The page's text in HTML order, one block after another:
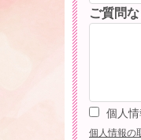
ご質問
個人
個人情報の